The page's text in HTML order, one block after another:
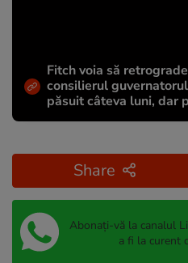
Fitch voia să
consilierul
păsuit câteva luni, dar
Share
Abonați-vă la canalul
a fi la curent